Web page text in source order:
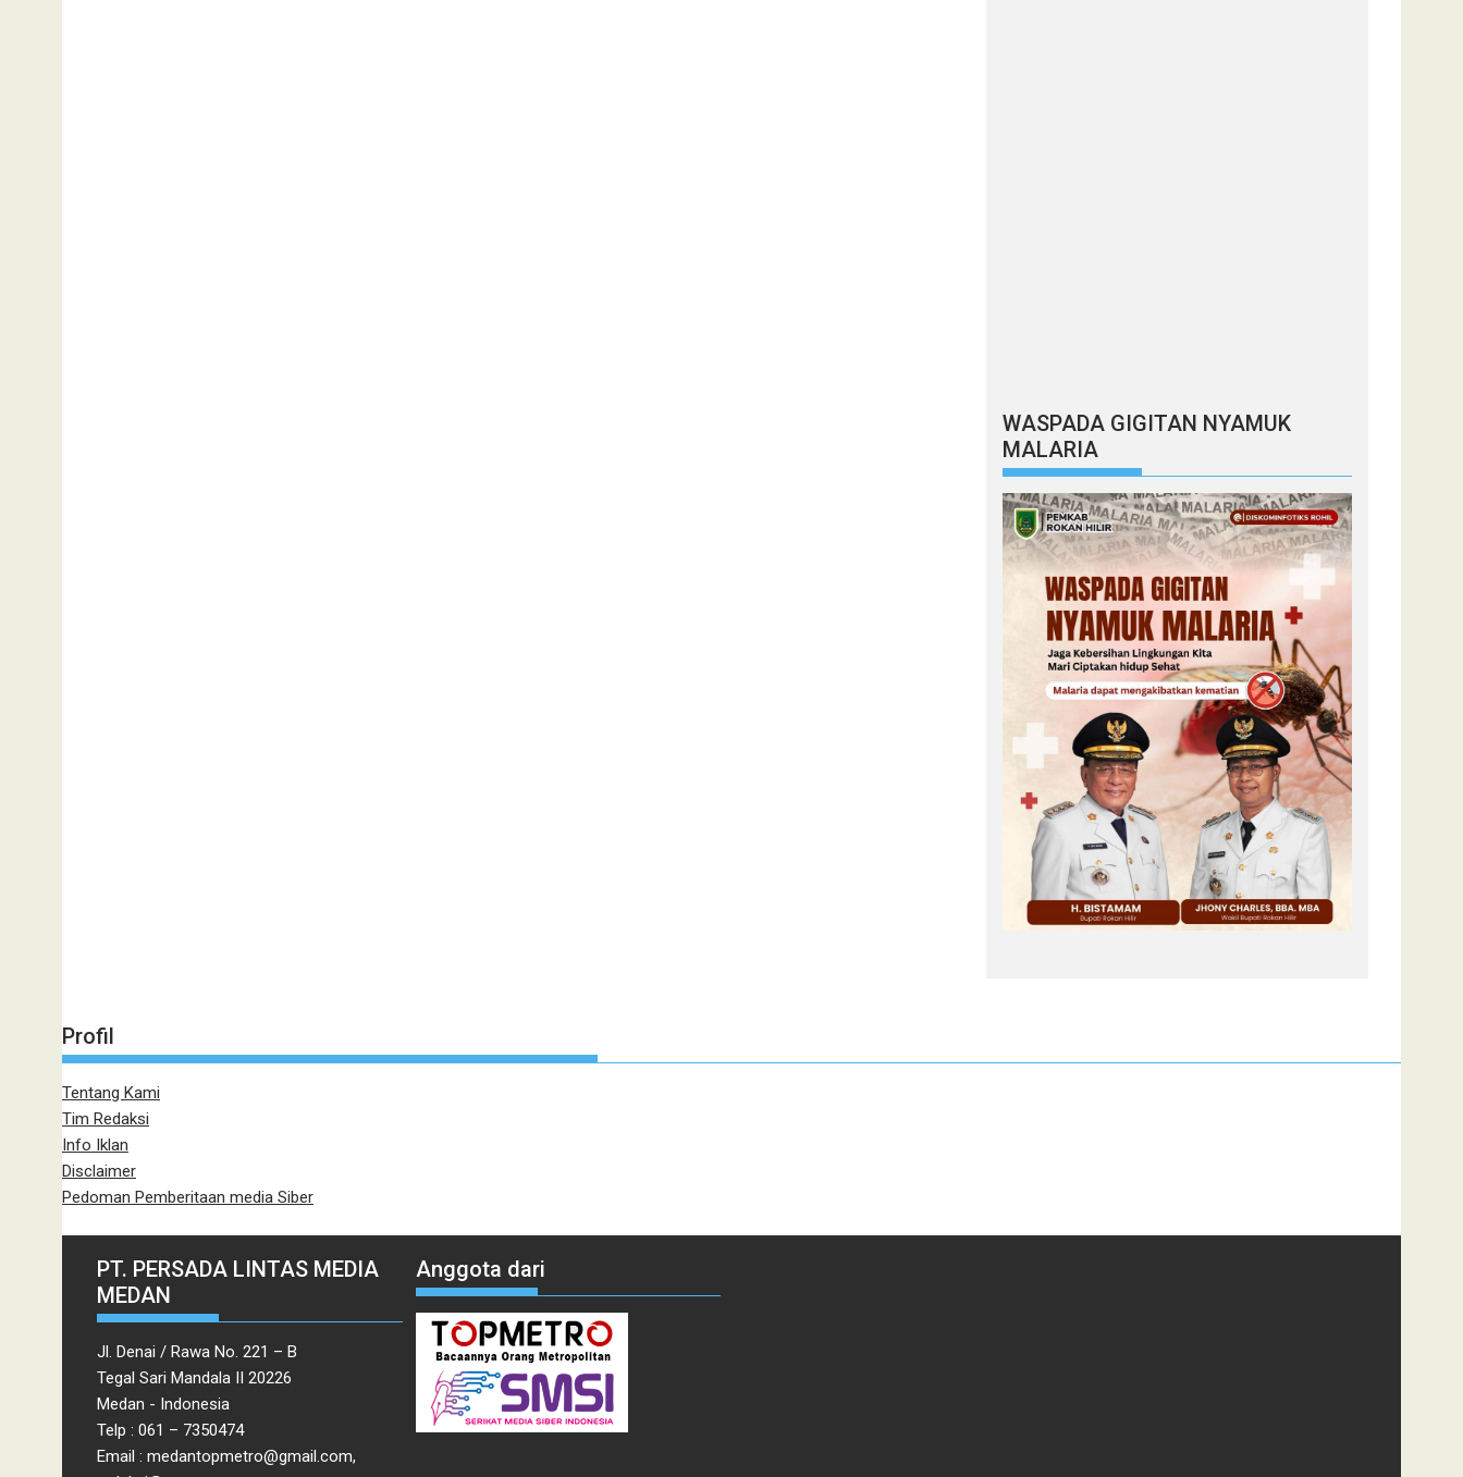
WASPADA GIGITAN NYAMUK
MALARIA
Profil
Tentang Kami
Tim Redaksi
Info Iklan
Disclaimer
Pedoman Pemberitaan media Siber
PT. PERSADA LINTAS MEDIA
MEDAN
Jl. Denai / Rawa No. 221 – B
Tegal Sari Mandala II 20226
Medan - Indonesia
Telp : 061 – 7350474
Email : medantopmetro@gmail.com,
Anggota dari